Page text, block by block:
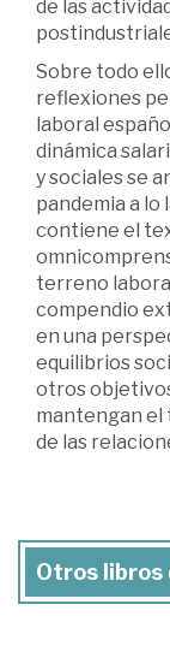
de las
Sobre todo
reflexiones
laboral
dinámica
y sociales se
pandemia a
contiene el
terreno
compendio
en una
equilibrios
otros
mantengan
de las
Otros libros